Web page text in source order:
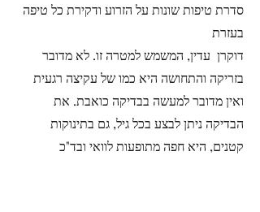
סדרת טיפות שונות על הזרוע ודקירת כל טיפה
בעזרת
דוקרן עדין, המשמש למטרה זו. לא מדובר
בזריקה והתחושה היא כמו של עקיצה רגעית
ואין מדובר למעשה בבדיקה כואבת. את
הבדיקה ניתן לבצע בכל גיל, גם בתינוקות
קטנים, היא חפה מתופעות לוואי ובד"כ